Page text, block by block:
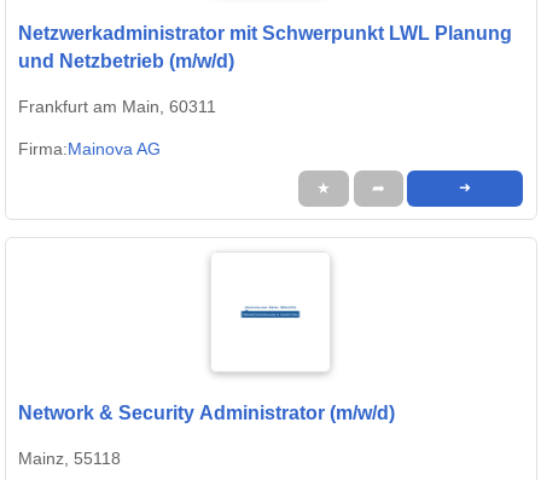
Netzwerkadministrator mit Schwerpunkt LWL Planung
und Netzbetrieb (m/w/d)
Frankfurt am Main, 60311
Firma:Mainova AG
★ ➦ ➜
Network & Security Administrator (m/w/d)
Mainz, 55118